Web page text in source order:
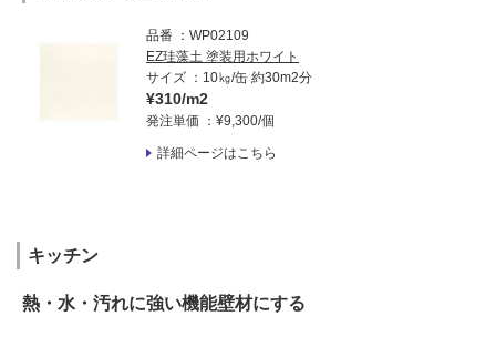
品番
WP02109
EZ珪藻土 塗装用ホワイト
サイズ
10㎏/缶 約30m2分
¥310/m2
発注単価 ¥9,300/個
詳細ページはこちら
キッチン
熱・水・汚れに強い機能壁材にする